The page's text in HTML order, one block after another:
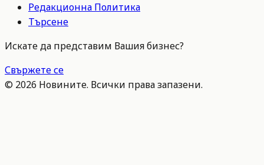
Редакционна Политика
Търсене
Искате да представим Вашия бизнес?
Свържете се
© 2026 Новините. Всички права запазени.